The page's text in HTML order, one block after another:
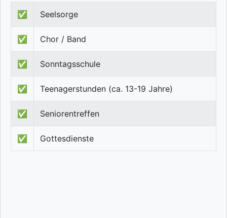
✅ Seelsorge
✅ Chor / Band
✅ Sonntagsschule
✅ Teenagerstunden (ca. 13-19 Jahre)
✅ Seniorentreffen
✅ Gottesdienste